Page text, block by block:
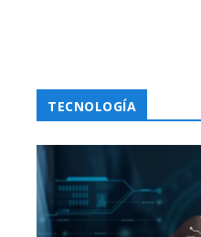
TECNOLOGÍA